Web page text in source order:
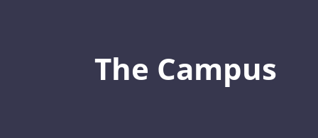
The Campus